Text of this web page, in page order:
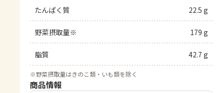
たんぱく質 22.5 g
野菜摂取量※ 179 g
脂質 42.7 g
※野菜摂取量はきのこ類・いも類を除く
商品情報